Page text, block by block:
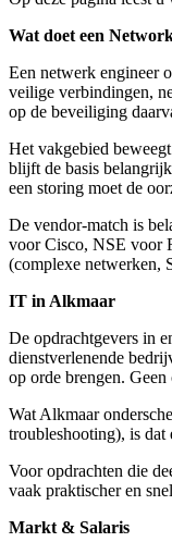
Wat doet een
Een netwerk engineer
veilige verbindingen,
op de beveiliging
Het vakgebied
blijft de basis
een storing moet de
De vendor-match is
voor Cisco, NSE voor
(complexe netwerken,
IT in Alkmaar
De opdrachtgevers in
dienstverlenende
op orde brengen.
Wat Alkmaar
troubleshooting), is
Voor opdrachten die
vaak praktischer en
Markt & Salaris